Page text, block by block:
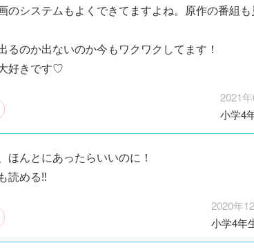
のシステムもよくできてますよね。原作の番組
るのか出ないのか今もワクワクしてます！
好きです♡
2021
小学4
ほんとにあったらいいのに！
読める‼️
2020年
小学4年
ＳＣＰガチャ！
（１） かわい
はちゃめちゃ事
部！